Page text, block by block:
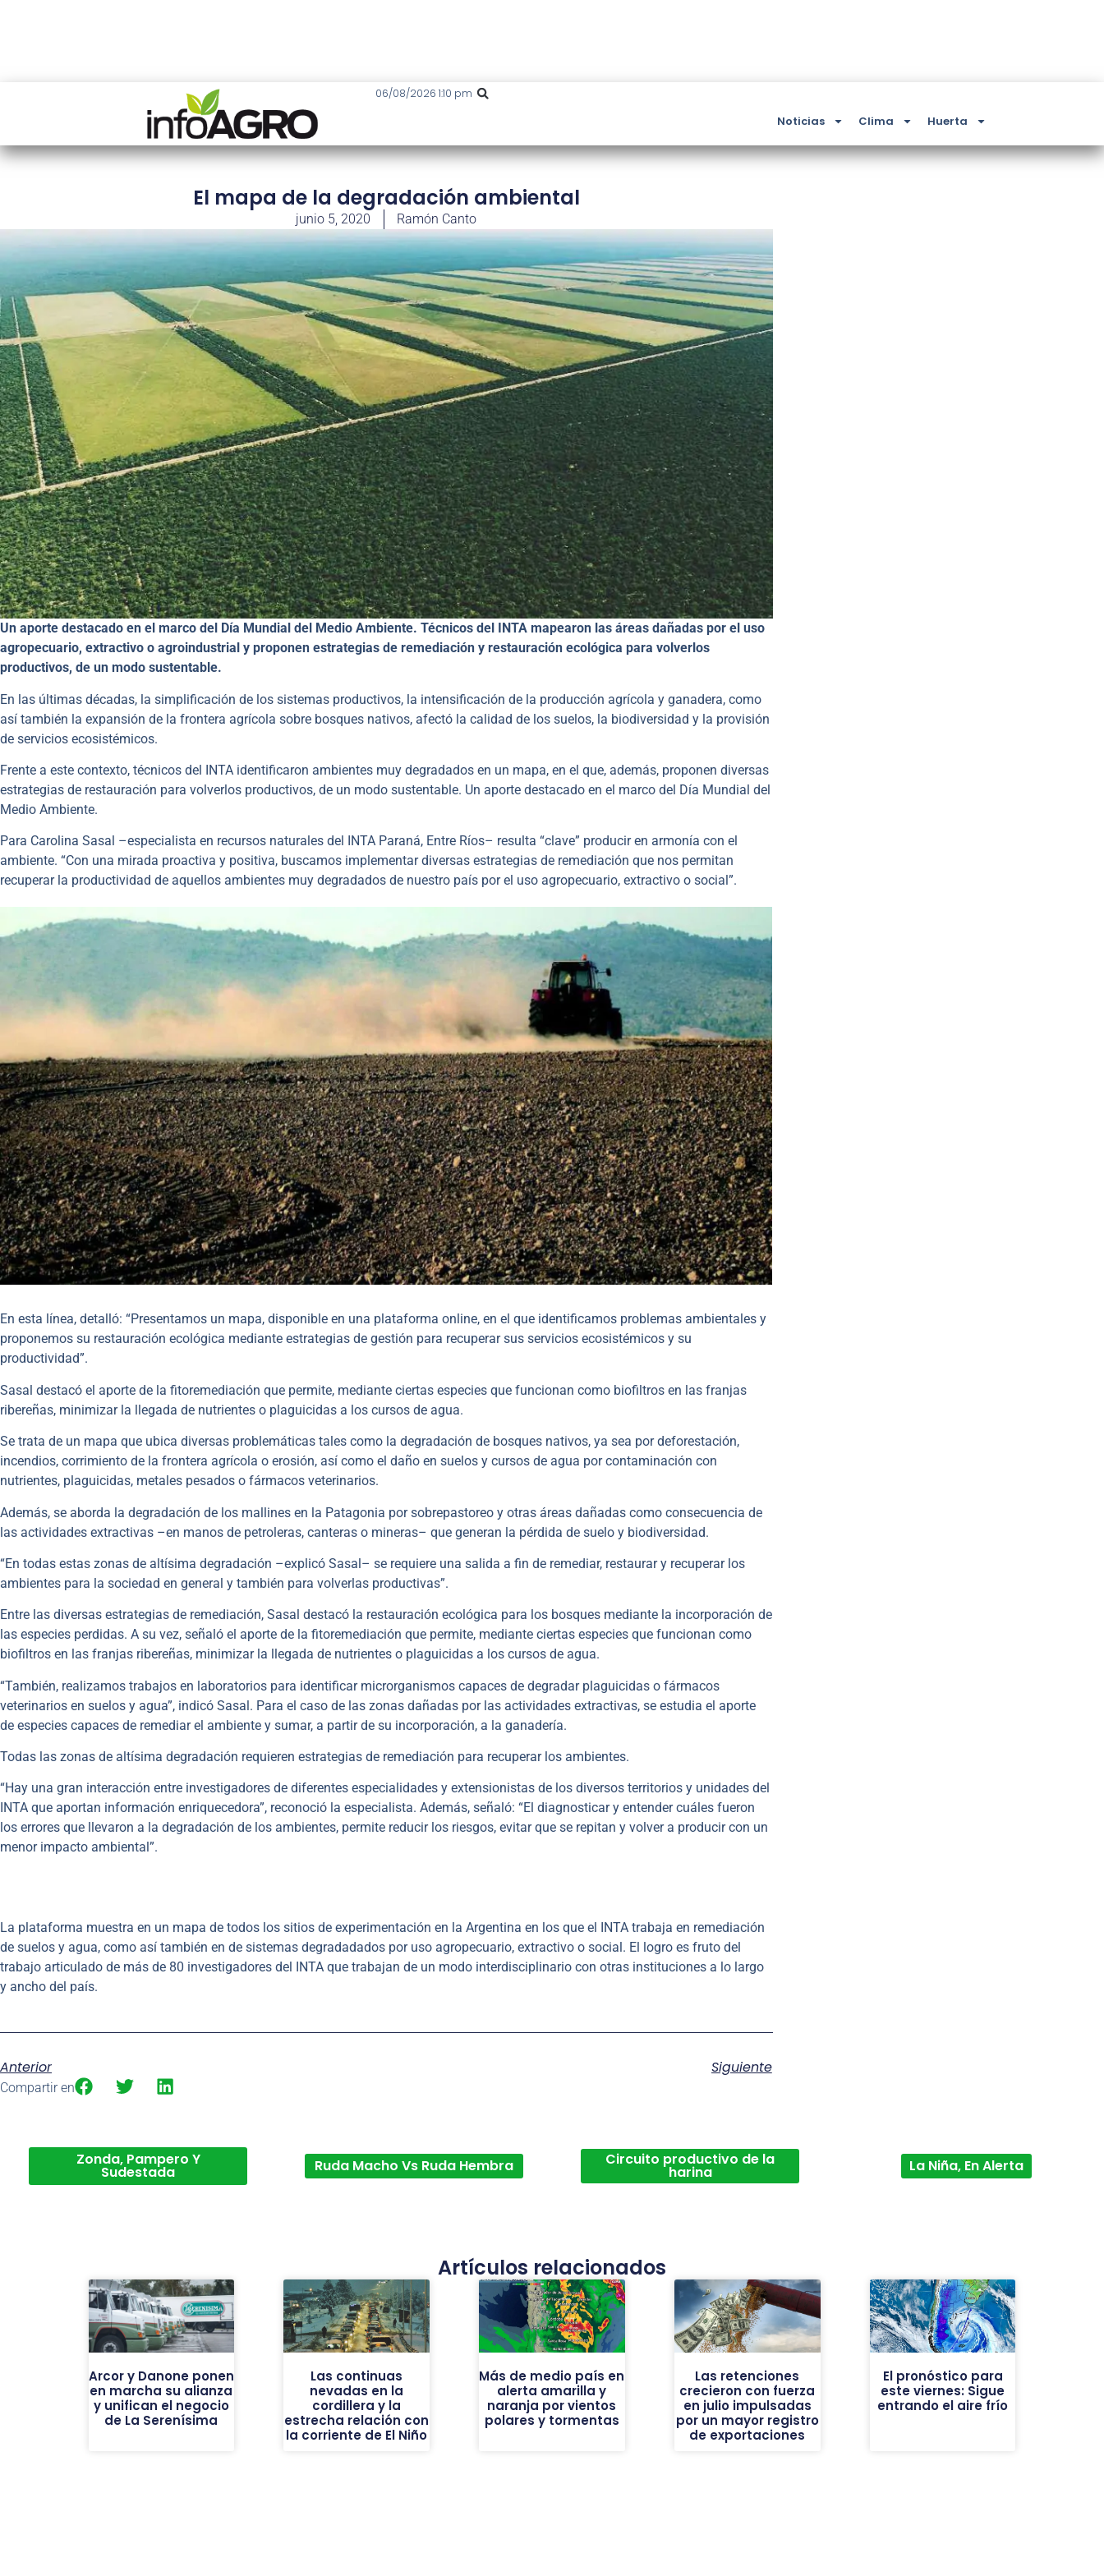
06/08/2026 1:10 pm
Noticias Clima Huerta
El mapa de la degradación ambiental
junio 5, 2020 Ramón Canto
Un aporte destacado en el marco del Día Mundial del Medio Ambiente. Técnicos del INTA mapearon las áreas dañadas por el uso
agropecuario, extractivo o agroindustrial y proponen estrategias de remediación y restauración ecológica para volverlos
productivos, de un modo sustentable.
En las últimas décadas, la simplificación de los sistemas productivos, la intensificación de la producción agrícola y ganadera, como
así también la expansión de la frontera agrícola sobre bosques nativos, afectó la calidad de los suelos, la biodiversidad y la provisión
de servicios ecosistémicos.
Frente a este contexto, técnicos del INTA identificaron ambientes muy degradados en un mapa, en el que, además, proponen diversas
estrategias de restauración para volverlos productivos, de un modo sustentable. Un aporte destacado en el marco del Día Mundial del
Medio Ambiente.
Para Carolina Sasal –especialista en recursos naturales del INTA Paraná, Entre Ríos– resulta “clave” producir en armonía con el
ambiente. “Con una mirada proactiva y positiva, buscamos implementar diversas estrategias de remediación que nos permitan
recuperar la productividad de aquellos ambientes muy degradados de nuestro país por el uso agropecuario, extractivo o social”.
En esta línea, detalló: “Presentamos un mapa, disponible en una plataforma online, en el que identificamos problemas ambientales y
proponemos su restauración ecológica mediante estrategias de gestión para recuperar sus servicios ecosistémicos y su
productividad”.
Sasal destacó el aporte de la fitoremediación que permite, mediante ciertas especies que funcionan como biofiltros en las franjas
ribereñas, minimizar la llegada de nutrientes o plaguicidas a los cursos de agua.
Se trata de un mapa que ubica diversas problemáticas tales como la degradación de bosques nativos, ya sea por deforestación,
incendios, corrimiento de la frontera agrícola o erosión, así como el daño en suelos y cursos de agua por contaminación con
nutrientes, plaguicidas, metales pesados o fármacos veterinarios.
Además, se aborda la degradación de los mallines en la Patagonia por sobrepastoreo y otras áreas dañadas como consecuencia de
las actividades extractivas –en manos de petroleras, canteras o mineras– que generan la pérdida de suelo y biodiversidad.
“En todas estas zonas de altísima degradación –explicó Sasal– se requiere una salida a fin de remediar, restaurar y recuperar los
ambientes para la sociedad en general y también para volverlas productivas”.
Entre las diversas estrategias de remediación, Sasal destacó la restauración ecológica para los bosques mediante la incorporación de
las especies perdidas. A su vez, señaló el aporte de la fitoremediación que permite, mediante ciertas especies que funcionan como
biofiltros en las franjas ribereñas, minimizar la llegada de nutrientes o plaguicidas a los cursos de agua.
“También, realizamos trabajos en laboratorios para identificar microrganismos capaces de degradar plaguicidas o fármacos
veterinarios en suelos y agua”, indicó Sasal. Para el caso de las zonas dañadas por las actividades extractivas, se estudia el aporte
de especies capaces de remediar el ambiente y sumar, a partir de su incorporación, a la ganadería.
Todas las zonas de altísima degradación requieren estrategias de remediación para recuperar los ambientes.
“Hay una gran interacción entre investigadores de diferentes especialidades y extensionistas de los diversos territorios y unidades del
INTA que aportan información enriquecedora”, reconoció la especialista. Además, señaló: “El diagnosticar y entender cuáles fueron
los errores que llevaron a la degradación de los ambientes, permite reducir los riesgos, evitar que se repitan y volver a producir con un
menor impacto ambiental”.
La plataforma muestra en un mapa de todos los sitios de experimentación en la Argentina en los que el INTA trabaja en remediación
de suelos y agua, como así también en de sistemas degradadados por uso agropecuario, extractivo o social. El logro es fruto del
trabajo articulado de más de 80 investigadores del INTA que trabajan de un modo interdisciplinario con otras instituciones a lo largo
y ancho del país.
Anterior Siguiente
Compartir en
Zonda, Pampero Y
Sudestada Ruda Macho Vs Ruda Hembra Circuito productivo de la
harina La Niña, En Alerta
Artículos relacionados
Arcor y Danone ponen
en marcha su alianza
y unifican el negocio
de La Serenísima
Las continuas
nevadas en la
cordillera y la
estrecha relación con
la corriente de El Niño
Más de medio país en
alerta amarilla y
naranja por vientos
polares y tormentas
Las retenciones
crecieron con fuerza
en julio impulsadas
por un mayor registro
de exportaciones
El pronóstico para
este viernes: Sigue
entrando el aire frío